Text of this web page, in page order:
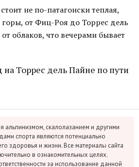
не по-патагонски теплая,
горы, от Фиц-Роя до Торрес дель
облаков, что вечерами бывает
на Торрес дель Пайне по пути
альпинизмом, скалолазанием и другими
спорта являются потенциально
здоровья и жизни. Все материалы сайта
в ознакомительных целях.
за использование данной